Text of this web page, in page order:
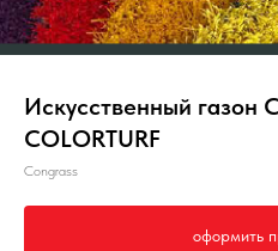
Искусственный газон
COLORTURF
Congrass
оформить